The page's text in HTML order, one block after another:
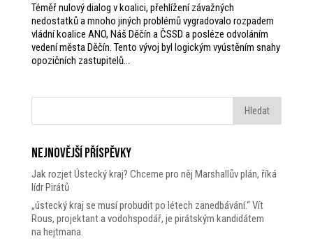
Téměř nulový dialog v koalici, přehlížení závažných
nedostatků a mnoho jiných problémů vygradovalo rozpadem
vládní koalice ANO, Náš Děčín a ČSSD a posléze odvoláním
vedení města Děčín. Tento vývoj byl logickým vyústěním snahy
opozičních zastupitelů...
Nejnovější příspěvky
Jak rozjet Ústecký kraj? Chceme pro něj Marshallův plán, říká
lídr Pirátů
„ústecký kraj se musí probudit po létech zanedbávání.“ Vít
Rous, projektant a vodohspodář, je pirátským kandidátem
na hejtmana.